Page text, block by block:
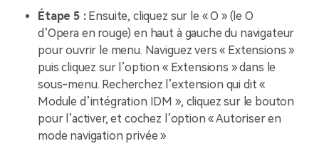
Étape 5 :Ensuite, cliquez sur le « O » (le O
d’Opera en rouge) en haut à gauche du navigateur
pour ouvrir le menu. Naviguez vers « Extensions »
puis cliquez sur l’option « Extensions » dans le
sous-menu. Recherchez l’extension qui dit «
Module d’intégration IDM », cliquez sur le bouton
pour l’activer, et cochez l’option « Autoriser en
mode navigation privée »